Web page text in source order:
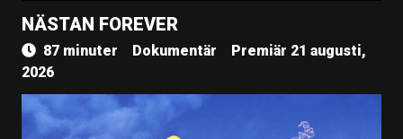
NÄSTAN FOREVER
87 minuter Dokumentär
Premiär 21 augusti,
2026